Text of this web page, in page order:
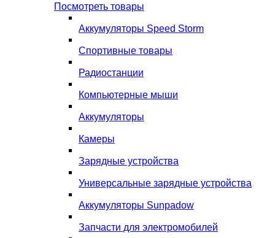
Посмотреть товары
Аккумуляторы Speed Storm
Спортивные товары
Радиостанции
Компьютерные мыши
Аккумуляторы
Камеры
Зарядные устройства
Универсальные зарядные устройства
Аккумуляторы Sunpadow
Запчасти для электромобилей